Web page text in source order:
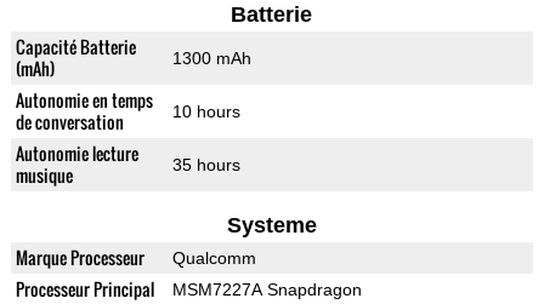
Batterie
Capacité Batterie
(mAh)
1300 mAh
Autonomie en temps
de conversation
10 hours
Autonomie lecture
musique
35 hours
Systeme
Marque Processeur Qualcomm
Processeur Principal MSM7227A Snapdragon